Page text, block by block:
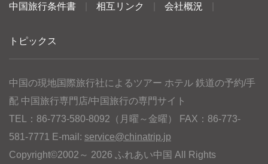
中国旅行条件書 相互リンク 会社概況
トピックス
中国の現地国際旅行社によるツアー ホテル 鉄道の予約/手
配 中国旅行専門店/中国旅行の専門サイト
TEL：86-773-580-8092（月曜～金曜） FAX：86-773-
581-7771 E-mail: service@chinatrip.jp
Copyright©2002～ 2026 ふれあい中国 All Rights